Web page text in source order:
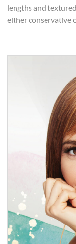
lengths and
either conservative